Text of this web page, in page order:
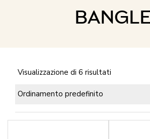
Visualizzazione di 6 risultati
Ordinamento predefinito